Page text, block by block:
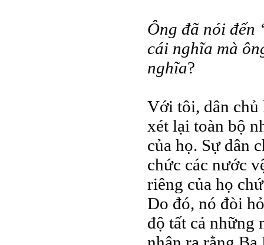
Ông đã nói đến
cái nghĩa mà
nghĩa?
Với tôi, dân chủ
xét lại toàn bộ
của họ. Sự dân
chức các nước
riêng của họ
Do đó, nó đòi
độ tất cả những